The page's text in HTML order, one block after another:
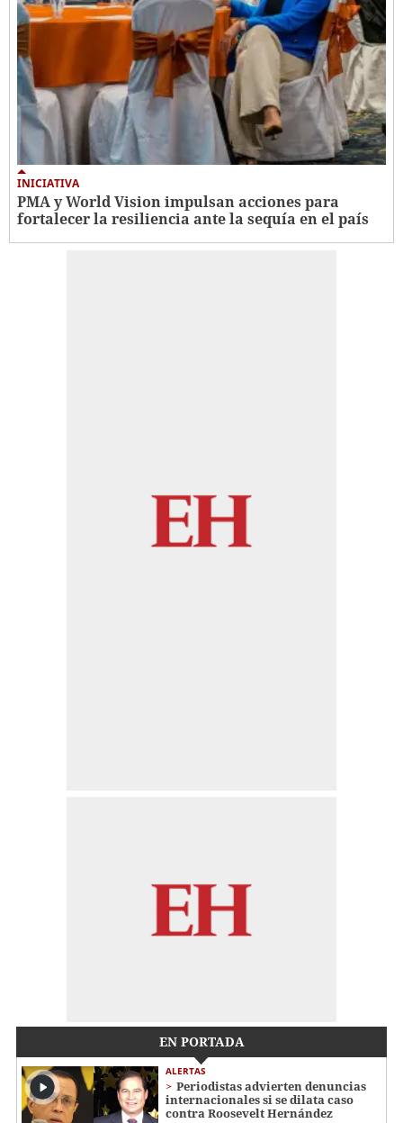
INICIATIVA
PMA y World Vision impulsan acciones para
fortalecer la resiliencia ante la sequía en el país
EN PORTADA
ALERTAS
Periodistas advierten denuncias
internacionales si se dilata caso
contra Roosevelt Hernández